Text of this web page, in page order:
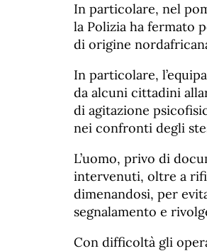
In particolare, nel
la Polizia ha fermato
di origine
In particolare,
da alcuni cittadini
di agitazione
nei confronti degli
L’uomo, privo di
intervenuti, oltre a
dimenandosi, per
segnalamento e
Con difficoltà gli